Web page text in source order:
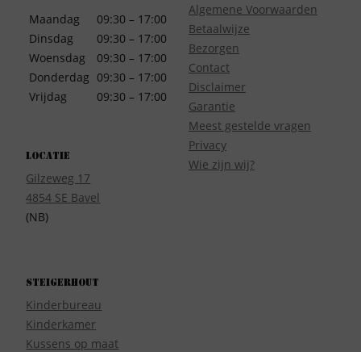
Maandag
Dinsdag
Woensdag
Donderdag
Vrijdag
09:30 – 17:00
09:30 – 17:00
09:30 – 17:00
09:30 – 17:00
09:30 – 17:00
Locatie
Gilzeweg 17
4854 SE Bavel
(NB)
Algemene Voorwaarden
Betaalwijze
Bezorgen
Contact
Disclaimer
Garantie
Meest gestelde vragen
Privacy
Wie zijn wij?
Steigerhout
Kinderbureau
Kinderkamer
Kussens op maat